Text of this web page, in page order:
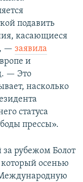
подавить
касающиеся
— заявила
и
— Это
насколько
статуса
прессы».
рубежом Болот
осенью